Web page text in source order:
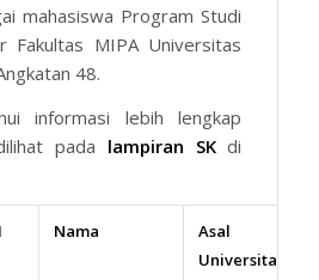
mahasiswa Program Studi
Fakultas MIPA Universitas
48.
informasi lebih lengkap
pada lampiran SKdi
Nama
Asal
Universitas